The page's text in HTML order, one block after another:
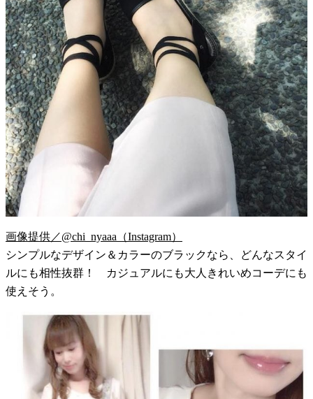
画像提供／@chi_nyaaa（Instagram）
シンプルなデザイン＆カラーのブラックなら、どんなスタイ
ルにも相性抜群！ カジュアルにも大人きれいめコーデにも
使えそう。